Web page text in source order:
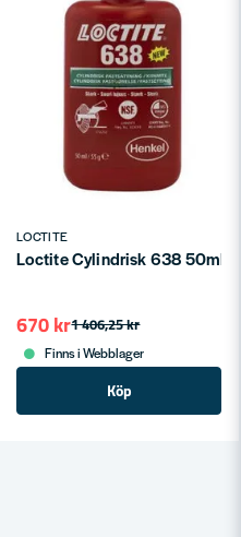
LOCTITE
Loctite Cylindrisk 638 50ml
1 406,25 kr
670 kr
Finns i Webblager
Köp